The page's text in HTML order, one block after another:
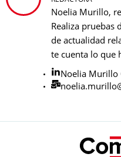
Noelia Murillo,
Realiza pruebas
de actualidad
te cuenta lo que
Noelia Murillo